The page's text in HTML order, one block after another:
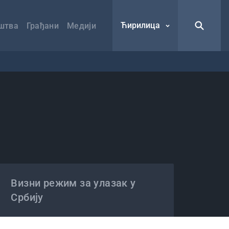
Грађани Медији Ћирилица
Визни режим за улазак у
Србију